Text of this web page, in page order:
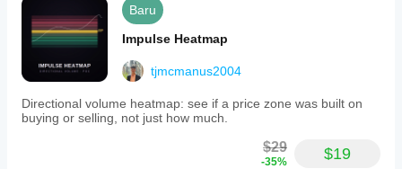
Baru
Impulse Heatmap
tjmcmanus2004
Directional volume heatmap: see if a price zone was built on
buying or selling, not just how much.
$29
-35% $19